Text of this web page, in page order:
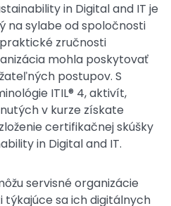
in Digital and IT je
na sylabe od spoločnosti
zručnosti
mohla poskytovať
postupov. S
ITIL® 4, aktivít,
v kurze získate
certifikačnej skúšky
in Digital and IT.
servisné organizácie
týkajúce sa ich digitálnych